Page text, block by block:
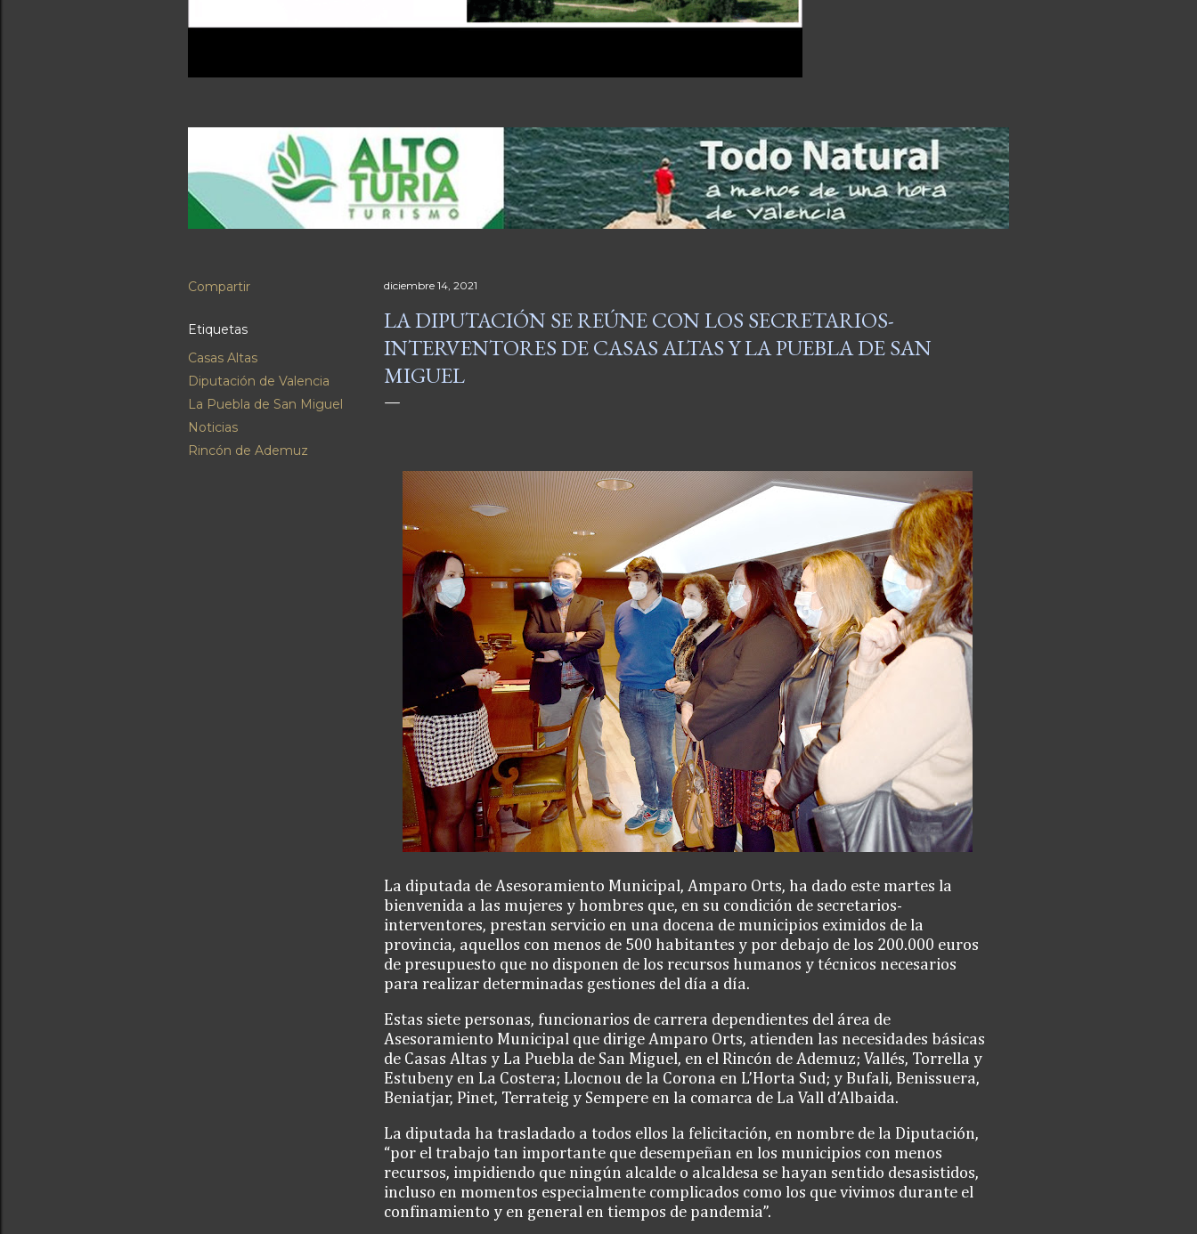
Compartir
Etiquetas
Casas Altas
Diputación de Valencia
La Puebla de San Miguel
Noticias
Rincón de Ademuz
diciembre 14, 2021
LA DIPUTACIÓN SE REÚNE CON LOS SECRETARIOS-
INTERVENTORES DE CASAS ALTAS Y LA PUEBLA DE SAN
MIGUEL
La diputada de Asesoramiento Municipal, Amparo Orts, ha dado este martes la
bienvenida a las mujeres y hombres que, en su condición de secretarios-
interventores, prestan servicio en una docena de municipios eximidos de la
provincia, aquellos con menos de 500 habitantes y por debajo de los 200.000 euros
de presupuesto que no disponen de los recursos humanos y técnicos necesarios
para realizar determinadas gestiones del día a día.
Estas siete personas, funcionarios de carrera dependientes del área de
Asesoramiento Municipal que dirige Amparo Orts, atienden las necesidades básicas
de Casas Altas y La Puebla de San Miguel, en el Rincón de Ademuz; Vallés, Torrella y
Estubeny en La Costera; Llocnou de la Corona en L’Horta Sud; y Bufali, Benissuera,
Beniatjar, Pinet, Terrateig y Sempere en la comarca de La Vall d’Albaida.
La diputada ha trasladado a todos ellos la felicitación, en nombre de la Diputación,
“por el trabajo tan importante que desempeñan en los municipios con menos
recursos, impidiendo que ningún alcalde o alcaldesa se hayan sentido desasistidos,
incluso en momentos especialmente complicados como los que vivimos durante el
confinamiento y en general en tiempos de pandemia”.